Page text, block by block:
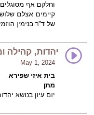
וחלקם אף
קיימים אצלם
של ד”ר בנימין הוזמי.
יהדות, קהילה
May 1, 2024
בית איזי שפירא
מתן
יום עיון בנושא